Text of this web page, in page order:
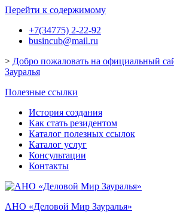
Перейти к содержимому
+7(34775) 2-22-92
busincub@mail.ru
> Добро пожаловать на официальный
Зауралья
Полезные ссылки
История создания
Как стать резидентом
Каталог полезных ссылок
Каталог услуг
Консультации
Контакты
АНО «Деловой Мир Зауралья»